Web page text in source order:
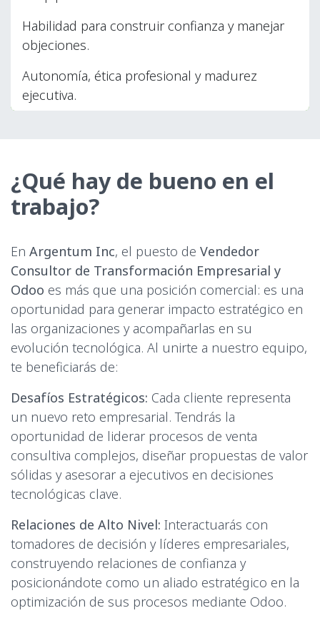
Habilidad para construir confianza y manejar
objeciones.
Autonomía, ética profesional y madurez
ejecutiva.
¿Qué hay de bueno en el
trabajo?
En Argentum Inc, el puesto de Vendedor
Consultor de Transformación Empresarial y
Odoo es más que una posición comercial: es una
oportunidad para generar impacto estratégico en
las organizaciones y acompañarlas en su
evolución tecnológica. Al unirte a nuestro equipo,
te beneficiarás de:
Desafíos Estratégicos: Cada cliente representa
un nuevo reto empresarial. Tendrás la
oportunidad de liderar procesos de venta
consultiva complejos, diseñar propuestas de valor
sólidas y asesorar a ejecutivos en decisiones
tecnológicas clave.
Relaciones de Alto Nivel: Interactuarás con
tomadores de decisión y líderes empresariales,
construyendo relaciones de confianza y
posicionándote como un aliado estratégico en la
optimización de sus procesos mediante Odoo.